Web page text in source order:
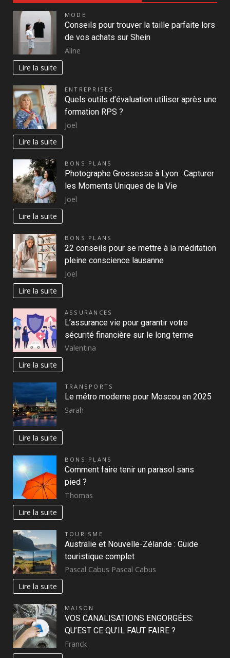
MODE
Conseils pour trouver la taille parfaite lors
de vos achats sur Shein
Aline
Lire la suite
ENTREPRISES
Quels outils d’évaluation utiliser après une
formation RPS ?
Joel
Lire la suite
BONS PLANS
Photographe Grossesse à Lyon : Capturer
les Moments Uniques de la Vie
Joel
Lire la suite
BONS PLANS
22 conseils pour se mettre à la méditation
pleine conscience lausanne
Joel
Lire la suite
ASSURANCES
L’assurance vie pour garantir votre
sécurité financière sur le long terme
Valentina
Lire la suite
TRANSPORTS
Le métro moderne pour Moscou en 2025
Sarah
Lire la suite
BONS PLANS
Comment faire tenir un parasol sans
pied ?
Thomas
Lire la suite
TOURISME
Australie et Nouvelle-Zélande : Guide
touristique complet
Pascal Cabus Pascal Cabus
Lire la suite
MAISON
VOS CANALISATIONS ENGORGÉES:
QU’EST CE QU’IL FAUT FAIRE ?
Franck